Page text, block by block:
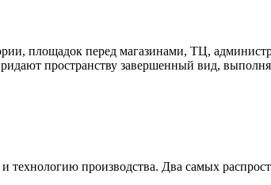
площадок перед магазинами, ТЦ,
пространству завершенный вид,
производства. Два самых